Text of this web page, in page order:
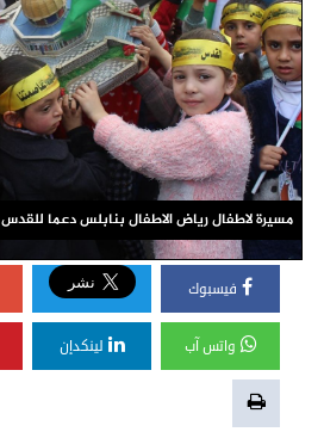
مسيرة لاطفال رياض الاطفال بنابلس دعما للقدس
فيسبوك
واتس آب لينكدإن